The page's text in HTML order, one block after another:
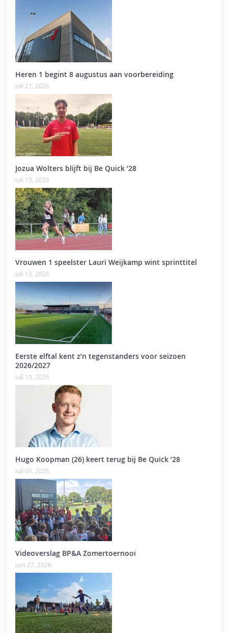
Heren 1 begint 8 augustus aan voorbereiding
juli 21, 2026
Jozua Wolters blijft bij Be Quick ’28
juli 15, 2026
Vrouwen 1 speelster Lauri Weijkamp wint sprinttitel
juli 13, 2026
Eerste elftal kent z’n tegenstanders voor seizoen
2026/2027
juli 10, 2026
Hugo Koopman (26) keert terug bij Be Quick ’28
juli 05, 2026
Videoverslag BP&A Zomertoernooi
juni 27, 2026